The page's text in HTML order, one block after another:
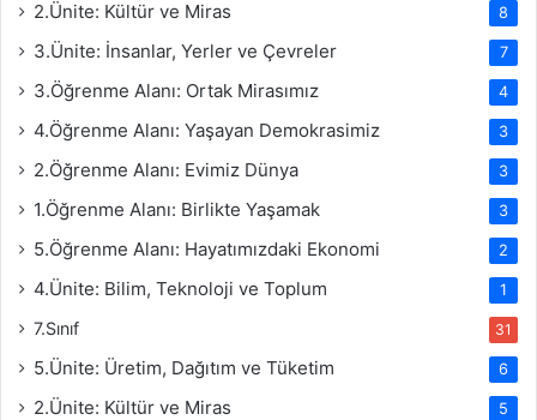
2.Ünite: Kültür ve Miras 8
3.Ünite: İnsanlar, Yerler ve Çevreler 7
3.Öğrenme Alanı: Ortak Mirasımız 4
4.Öğrenme Alanı: Yaşayan Demokrasimiz 3
2.Öğrenme Alanı: Evimiz Dünya 3
1.Öğrenme Alanı: Birlikte Yaşamak 3
5.Öğrenme Alanı: Hayatımızdaki Ekonomi 2
4.Ünite: Bilim, Teknoloji ve Toplum 1
7.Sınıf 31
5.Ünite: Üretim, Dağıtım ve Tüketim 6
2.Ünite: Kültür ve Miras 5